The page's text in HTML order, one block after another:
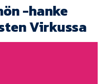
-hanke
Virkussa